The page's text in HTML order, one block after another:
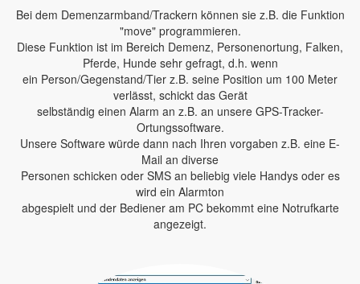
Bei dem Demenzarmband/Trackern können sie z.B. die Funktion
"move" programmieren.
Diese Funktion ist im Bereich Demenz, Personenortung, Falken,
Pferde, Hunde sehr gefragt, d.h. wenn
ein Person/Gegenstand/Tier z.B. seine Position um 100 Meter
verlässt, schickt das Gerät
selbständig einen Alarm an z.B. an unsere GPS-Tracker-
Ortungssoftware.
Unsere Software würde dann nach Ihren vorgaben z.B. eine E-
Mail an diverse
Personen schicken oder SMS an beliebig viele Handys oder es
wird ein Alarmton
abgespielt und der Bediener am PC bekommt eine Notrufkarte
angezeigt.